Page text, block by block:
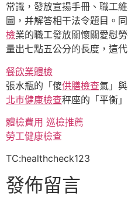
常識，發放宣揚手冊、職工
圖，并解答相干法令題目。
檢業的職工發放關懷關愛慰
量出七點五公分的長度，這
餐飲業體檢
張水瓶的「傻供膳檢查氣」
北巿健康檢查秤座的「平衡
體檢費用 巡檢推薦
勞工健康檢查
TC:healthcheck123
發佈留言